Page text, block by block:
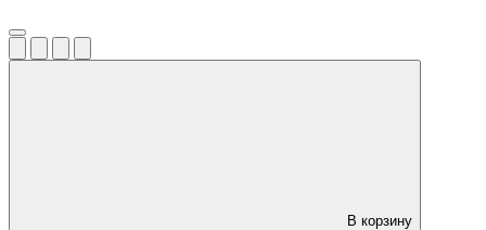
В корзину